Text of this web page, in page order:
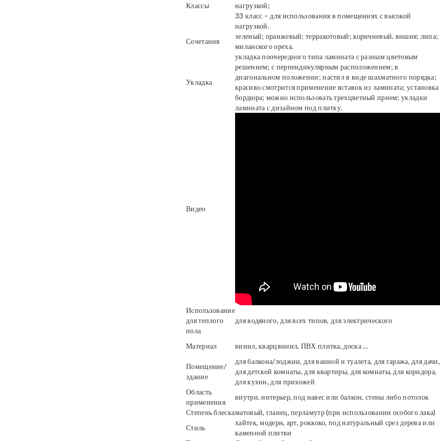
Классы
нагрузкой;
33 класс – для использования в помещениях с высокой
нагрузкой.
Сочетания
зеленый; оранжевый; терракотовый; коричневый. вишня; липа;
миланского ореха.
Укладка
укладка поочередного типа ламината с разным цветовым
решением; с перпендикулярным расположением; в
диагональном положении; настил в виде шахматного порядка;
красиво смотрится применение вставок из ламината; установка
бордюра; можно использовать трехцветный прием; укладки
ламината с дизайном под плитку.
Видео
Использование
для теплого
пола
для водяного, для всех типов, для электрического
Материал винил, кварцвинил, ПВХ плитка, доска ...
Помещение/
здание
для балкона/лоджии, для ванной и туалета, для гаража, для дачи,
для детской комнаты, для квартиры, для комнаты, для коридора,
для кухни, для прихожей
Область
применения
внутри, интерьер, под навес или балкон, стены либо потолок
Степень блескаматовый, гланец, перламутр (при использовании особого лака)
Стиль
хайтек, модерн, арт, роккоко, под натуральный срез дерева или
каменной плитки